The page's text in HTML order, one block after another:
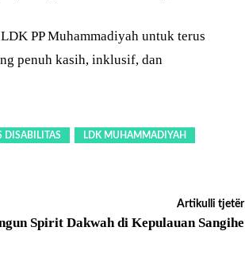
PP Muhammadiyah untuk terus
penuh kasih, inklusif, dan
DISABILITAS
LDK MUHAMMADIYAH
Artikulli tjetër
Spirit Dakwah di Kepulauan Sangihe